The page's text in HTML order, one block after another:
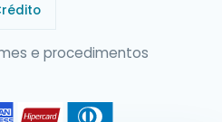
e procedimentos